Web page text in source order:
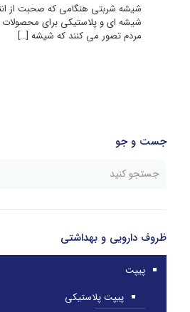
شیشه شربتی هنگامی که صحبت از
شیشه ای و پلاستیکی برای محصولات
مردم تصور می کنند که شیشه […]
جست و جو
ظروف دارویی و بهداشتی
پیپت
پیپت پلاستیکی